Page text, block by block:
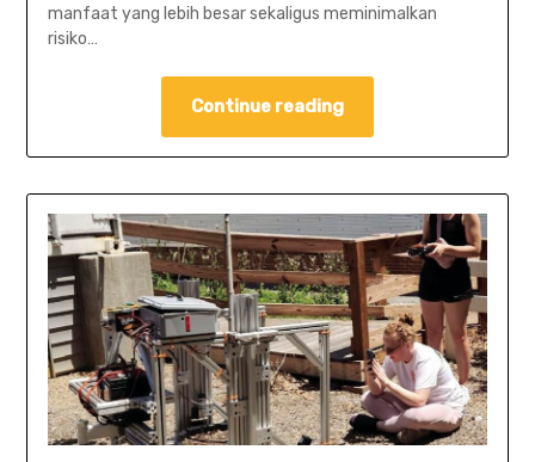
manfaat yang lebih besar sekaligus meminimalkan
risiko…
Continue reading